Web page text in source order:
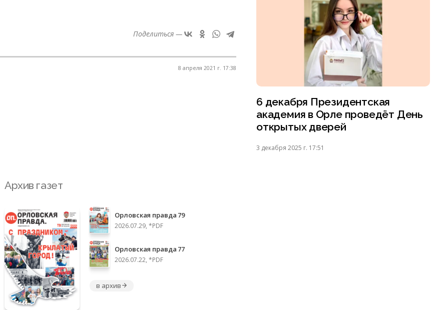
Поделиться —
8 апреля 2021 г. 17:38
6 декабря Президентская
академия в Орле проведёт День
открытых дверей
3 декабря 2025 г. 17:51
Архив газет
Орловская правда 79
2026.07.29, *PDF
Орловская правда 77
2026.07.22, *PDF
в архив